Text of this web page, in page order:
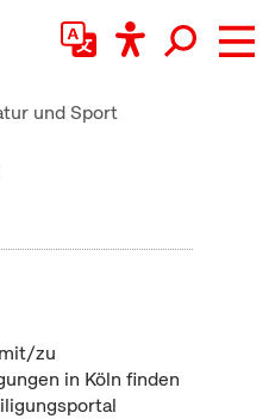
und Sport
zu
in Köln finden